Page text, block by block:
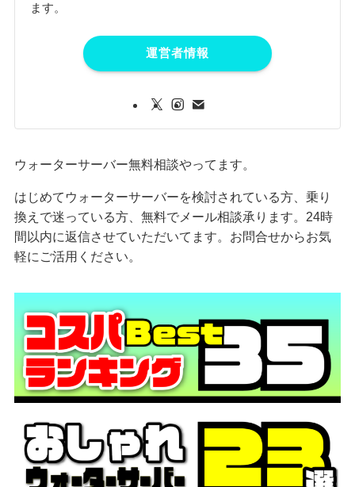
ます。
運営者情報
ウォーターサーバー無料相談やってます。
はじめてウォーターサーバーを検討されている方、乗り
換えで迷っている方、無料でメール相談承ります。24時
間以内に返信させていただいてます。お問合せからお気
軽にご活用ください。